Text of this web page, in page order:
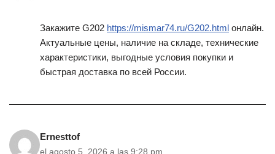
Закажите G202 https://mismar74.ru/G202.html онлайн.
Актуальные цены, наличие на складе, технические
характеристики, выгодные условия покупки и
быстрая доставка по всей России.
Ernesttof
el agosto 5, 2026 a las 9:28 pm